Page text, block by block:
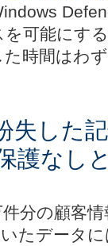
可能にす
時間はわ
失した
護なし
分の顧客
たデータ